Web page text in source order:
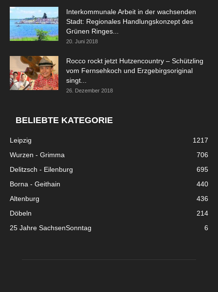
Interkommunale Arbeit in der wachsenden
Stadt: Regionales Handlungskonzept des
Grünen Ringes...
20. Juni 2018
Rocco rockt jetzt Hutzencountry – Schützling
vom Fernsehkoch und Erzgebirgsoriginal
singt...
26. Dezember 2018
BELIEBTE KATEGORIE
Leipzig
1217
Wurzen - Grimma
706
Delitzsch - Eilenburg
695
Borna - Geithain
440
Altenburg
436
Döbeln
214
25 Jahre SachsenSonntag
6